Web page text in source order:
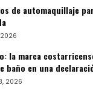
de automaquillaje
2026
la marca
baño en una
2026